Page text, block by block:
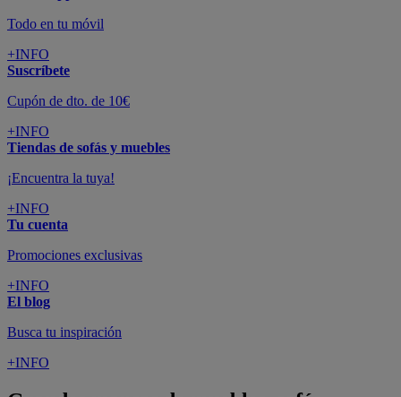
Todo en tu móvil
+INFO
Suscríbete
Cupón de dto. de 10€
+INFO
Tiendas de sofás y muebles
¡Encuentra la tuya!
+INFO
Tu cuenta
Promociones exclusivas
+INFO
El blog
Busca tu inspiración
+INFO